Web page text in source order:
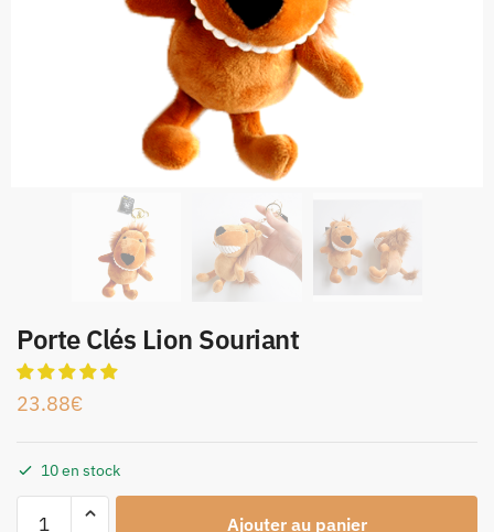
Porte Clés Lion Souriant
23.88€
10 en stock
Ajouter au panier